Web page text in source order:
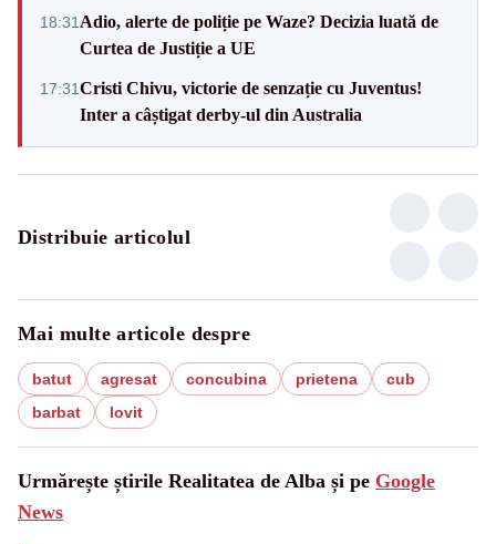
18:31 Adio, alerte de poliție pe Waze? Decizia luată de
Curtea de Justiție a UE
17:31Cristi Chivu, victorie de senzație cu Juventus!
Inter a câștigat derby-ul din Australia
Distribuie articolul
Mai multe articole despre
batut agresat concubina prietena
cub
barbat
lovit
Urmărește știrile Realitatea de Alba și pe Google
News